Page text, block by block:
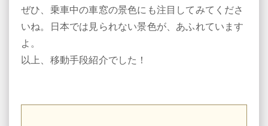
ぜひ、乗車中の車窓の景色にも注目してみてくださ
いね。日本では見られない景色が、あふれています
よ。
以上、移動手段紹介でした！